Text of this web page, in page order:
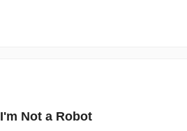
I'm Not a Robot